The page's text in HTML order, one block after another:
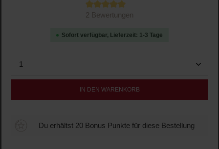
Durchschnittliche Bewertung von 5 von 5 Sternen
2 Bewertungen
Sofort verfügbar, Lieferzeit: 1-3 Tage
Produkt Anzahl: Gib den gewünschten Wert ein
IN DEN WARENKORB
Du erhältst 20 Bonus Punkte für diese Bestellung